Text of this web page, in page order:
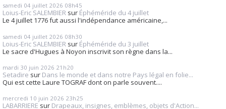
samedi 04 juillet 2026 08h45
Loius-Eric SALEMBIER sur Éphéméride du 4 juillet
Le 4 juillet 1776 fut aussi l'indépendance américaine,...
samedi 04 juillet 2026 08h30
Loius-Eric SALEMBIER sur Éphéméride du 3 juillet
Le sacre d'Hugues à Noyon inscrivit son règne dans la...
mardi 30 juin 2026 21h20
Setadire sur Dans le monde et dans notre Pays légal en folie...
Qui est cette Laure TOGRAF dont on parle souvent....
mercredi 10 juin 2026 23h25
LABARRIERE sur Drapeaux, insignes, emblèmes, objets d'Action...